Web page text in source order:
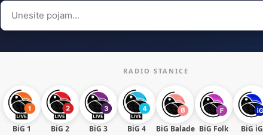
Search
for:
RADIO STANICE
BiG 1 BiG 2 BiG 3 BiG 4 BiG Balade BiG Folk BiG iG